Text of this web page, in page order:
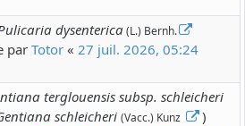
dysenterica(L.) Bernh.
par Totor « 27 juil. 2026, 05:24
terglouensis subsp. schleicheri
schleicheri (Vacc.) Kunz
)